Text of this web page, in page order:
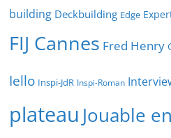
building Deckbuilding Edge
FIJ Cannes Fred Henry
Iello Inspi-JdR Inspi-Roman
plateau Jouable